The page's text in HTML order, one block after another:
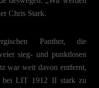
Chris Stark.
Panther, die
sieg- und punktlosen
war weit davon entfernt,
bei LIT 1912 II stark zu
Cookies. Sie können
sich weitere Informationen